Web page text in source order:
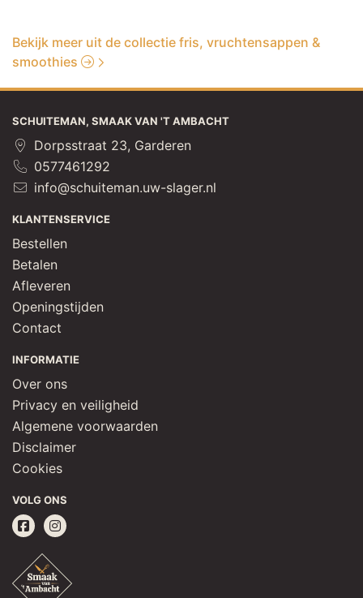
Bekijk meer uit de collectie fris, vruchtensappen &
smoothies
SCHUITEMAN, SMAAK VAN 'T AMBACHT
Dorpsstraat 23, Garderen
0577461292
info@schuiteman.uw-slager.nl
KLANTENSERVICE
Bestellen
Betalen
Afleveren
Openingstijden
Contact
INFORMATIE
Over ons
Privacy en veiligheid
Algemene voorwaarden
Disclaimer
Cookies
VOLG ONS